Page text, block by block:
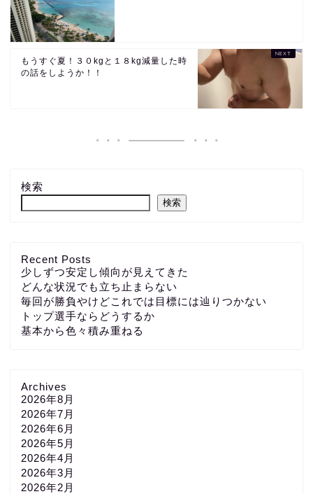
もうすぐ夏！３０kgと１８kg減量した時
の話をしようか！！
検索
検索
Recent Posts
少しずつ安定し傾向が見えてきた
どんな状況でも立ち止まらない
毎回が勝負やけどこれでは目標には辿りつかない
トップ選手ならどうするか
基本から色々積み重ねる
Archives
2026年8月
2026年7月
2026年6月
2026年5月
2026年4月
2026年3月
2026年2月